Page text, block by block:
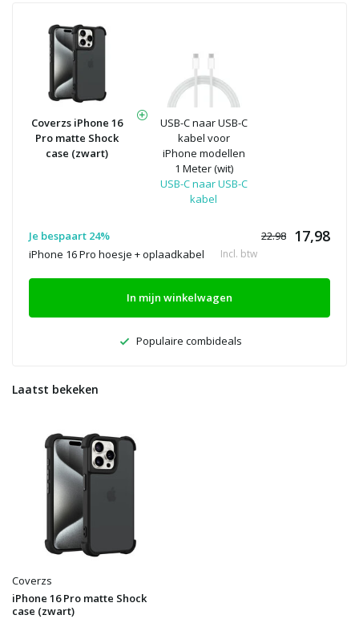
Coverzs iPhone 16
Pro matte Shock
case (zwart)
USB-C naar USB-C
kabel voor
iPhone modellen
1 Meter (wit)
USB-C naar USB-C
kabel
Je bespaart 24% 22.98 17,98
iPhone 16 Pro hoesje + oplaadkabel Incl. btw
In mijn winkelwagen
Populaire combideals
Laatst bekeken
Coverzs
iPhone 16 Pro matte Shock
case (zwart)